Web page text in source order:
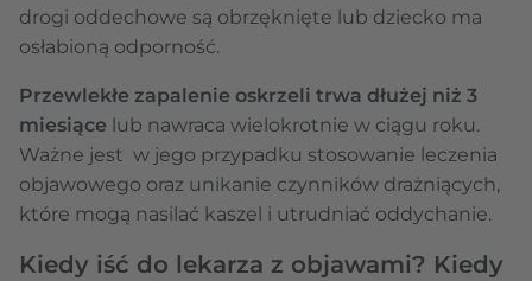
drogi oddechowe są obrzęknięte lub dziecko ma
osłabioną odporność.
Przewlekłe zapalenie oskrzeli trwa dłużej niż 3
miesiące lub nawraca wielokrotnie w ciągu roku.
Ważne jest w jego przypadku stosowanie leczenia
objawowego oraz unikanie czynników drażniących,
które mogą nasilać kaszel i utrudniać oddychanie.
Kiedy iść do lekarza z objawami? Kiedy